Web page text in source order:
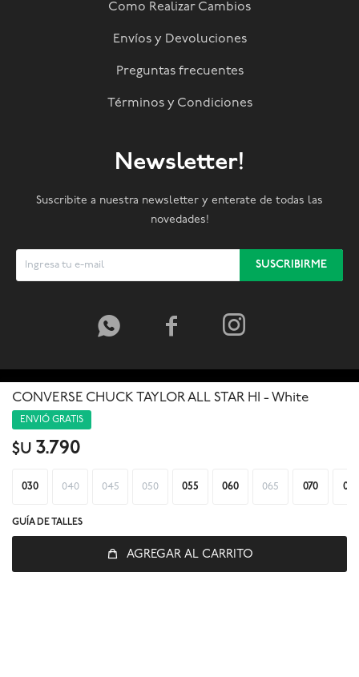
CONVERSE CHUCK TAYLOR ALL STAR HI - White
ENVIÓ GRATIS
$U 3.790
030 040 045 050 055 060 065 070 075
GUÍA DE TALLES
AGREGAR AL CARRITO
Como Realizar Cambios
Envíos y Devoluciones
Preguntas frecuentes
Términos y Condiciones
Newsletter!
Suscribite a nuestra newsletter y enterate de todas las
novedades!
SUSCRIBIRME
  